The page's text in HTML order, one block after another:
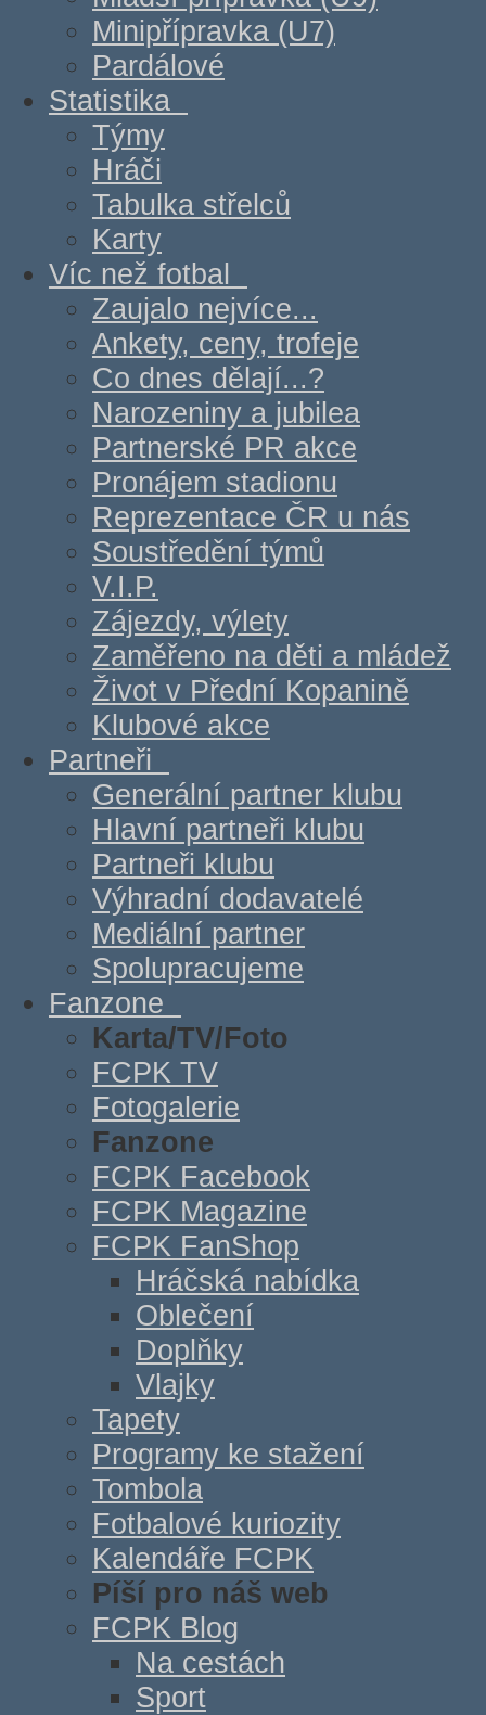
Minipřípravka (U7)
Pardálové
Statistika
Týmy
Hráči
Tabulka střelců
Karty
Víc než fotbal
Zaujalo nejvíce...
Ankety, ceny, trofeje
Co dnes dělají...?
Narozeniny a jubilea
Partnerské PR akce
Pronájem stadionu
Reprezentace ČR u nás
Soustředění týmů
V.I.P.
Zájezdy, výlety
Zaměřeno na děti a mládež
Život v Přední Kopanině
Klubové akce
Partneři
Generální partner klubu
Hlavní partneři klubu
Partneři klubu
Výhradní dodavatelé
Mediální partner
Spolupracujeme
Fanzone
Karta/TV/Foto
FCPK TV
Fotogalerie
Fanzone
FCPK Facebook
FCPK Magazine
FCPK FanShop
Hráčská nabídka
Oblečení
Doplňky
Vlajky
Tapety
Programy ke stažení
Tombola
Fotbalové kuriozity
Kalendáře FCPK
Píší pro náš web
FCPK Blog
Na cestách
Sport